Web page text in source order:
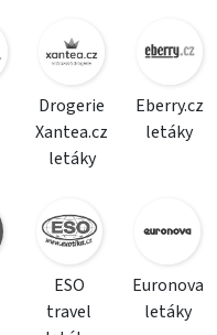
Drogerie
Xantea.cz
letáky
Eberry.cz
letáky
ESO
travel
Euronova
letáky